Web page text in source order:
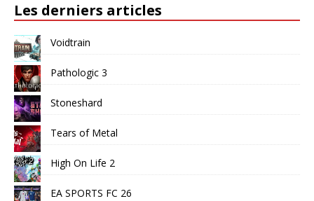
Les derniers articles
Voidtrain
Pathologic 3
Stoneshard
Tears of Metal
High On Life 2
EA SPORTS FC 26